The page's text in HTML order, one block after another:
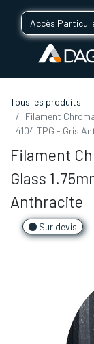
Accès
Tous les produits
Filament
4104 TPG - Gris
Filament
Glass
Anthracite
Sur devis